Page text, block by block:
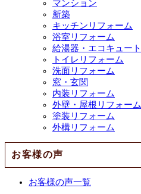
マンション
新築
キッチンリフォーム
浴室リフォーム
給湯器・エコキュート
トイレリフォーム
洗面リフォーム
窓・玄関
内装リフォーム
外壁・屋根リフォーム
塗装リフォーム
外構リフォーム
お客様の声
お客様の声一覧